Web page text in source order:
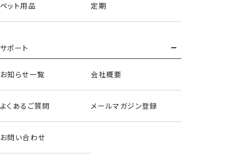
ペット用品 定期
サポート
お知らせ一覧 会社概要
よくあるご質問 メールマガジン登録
お問い合わせ